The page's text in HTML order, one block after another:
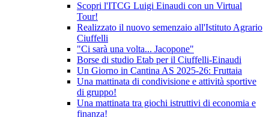
Scopri l'ITCG Luigi Einaudi con un Virtual
Tour!
Realizzato il nuovo semenzaio all'Istituto Agrario
Ciuffelli
"Ci sarà una volta... Jacopone"
Borse di studio Etab per il Ciuffelli-Einaudi
Un Giorno in Cantina AS 2025-26: Fruttaia
Una mattinata di condivisione e attività sportive
di gruppo!
Una mattinata tra giochi istruttivi di economia e
finanza!